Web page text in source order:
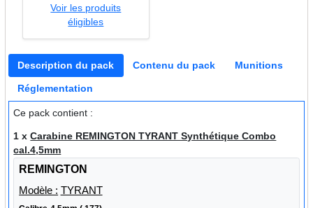
Voir les produits
éligibles
Description du pack Contenu du pack Munitions
Réglementation
Ce pack contient :
1 xCarabine REMINGTON TYRANT Synthétique Combo
cal.4,5mm
REMINGTON
Modèle : TYRANT